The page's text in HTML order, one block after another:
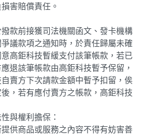
害賠償責任。
款前接獲司法機關函文、發卡機構
議款項之通知時，於責任歸屬未確
高鉅科技暫緩支付該筆帳款，若已
退該筆帳款由高鉅科技暫予保留，
賣方下次請款金額中暫予扣留，俟
，若有應付賣方之帳款，高鉅科技
與權利擔保：
供商品或服務之內容不得有妨害善